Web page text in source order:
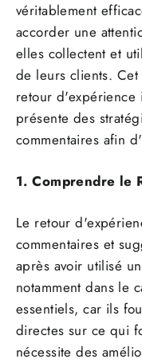
véritablement
accorder une
elles collectent et
de leurs clients.
retour d'expérience
présente des
commentaires afin
1. Comprendre le
Le retour
commentaires et
après avoir utilisé
notamment dans le
essentiels, car ils
directes sur ce qui
nécessite des